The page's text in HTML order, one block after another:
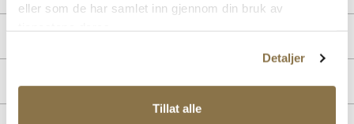
eller som de har samlet inn gjennom din bruk av
Detaljer
Tillat alle
Produktdetaljer
For:Skinn
Merke